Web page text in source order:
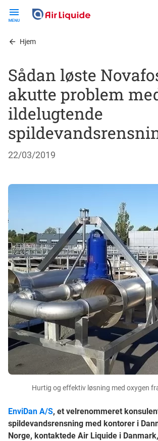
contentHjem
Sådan løste
akutte problem
ildelugtende
22/03/2019
Hurtig og effektiv løsning med oxygen
EnviDan A/S, et velrenommeret
spildevandsrensning med kontorer i
Norge, kontaktede Air Liquide i